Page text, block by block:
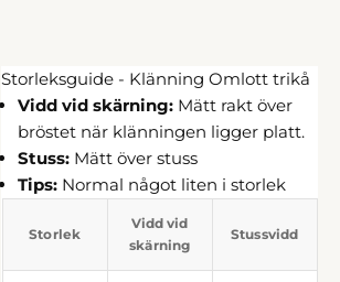
Storleksguide - Klänning Omlott trikå
Vidd vid skärning: Mätt rakt över
bröstet när klänningen ligger platt.
Stuss: Mätt över stuss
Tips: Normal något liten i storlek
Storlek
Vidd vid
skärning
Stussvidd